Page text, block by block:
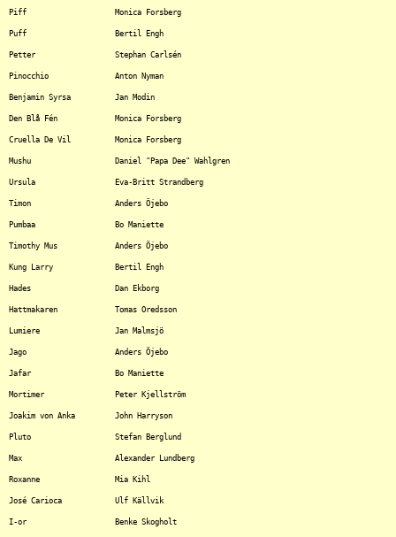
Piff			Monica Forsberg
Puff			Bertil Engh
Petter			Stephan Carlsén
Pinocchio		Anton Nyman
Benjamin Syrsa		Jan Modin
Den Blå Fén		Monica Forsberg
Cruella De Vil		Monica Forsberg
Mushu			Daniel "Papa Dee" Wahlgren
Ursula			Eva-Britt Strandberg
Timon			Anders Öjebo
Pumbaa			Bo Maniette
Timothy Mus		Anders Öjebo
Kung Larry		Bertil Engh
Hades			Dan Ekborg
Hattmakaren		Tomas Oredsson
Lumiere			Jan Malmsjö
Jago			Anders Öjebo
Jafar			Bo Maniette
Mortimer		Peter Kjellström
Joakim von Anka		John Harryson
Pluto			Stefan Berglund
Max			Alexander Lundberg
Roxanne			Mia Kihl
José Carioca		Ulf Källvik
I-or			Benke Skogholt